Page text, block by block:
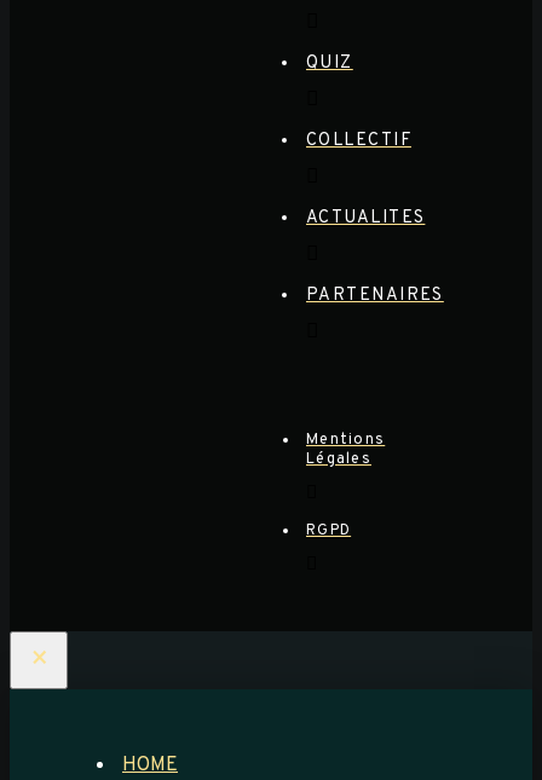
QUIZ
COLLECTIF
ACTUALITES
PARTENAIRES
Mentions
Légales
RGPD
×
HOME